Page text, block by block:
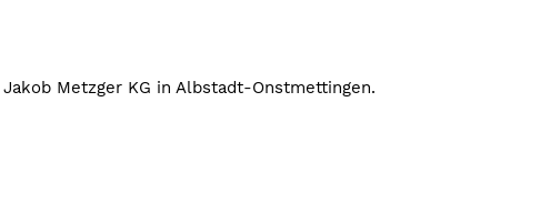
Metzger KG in Albstadt-Onstmettingen.